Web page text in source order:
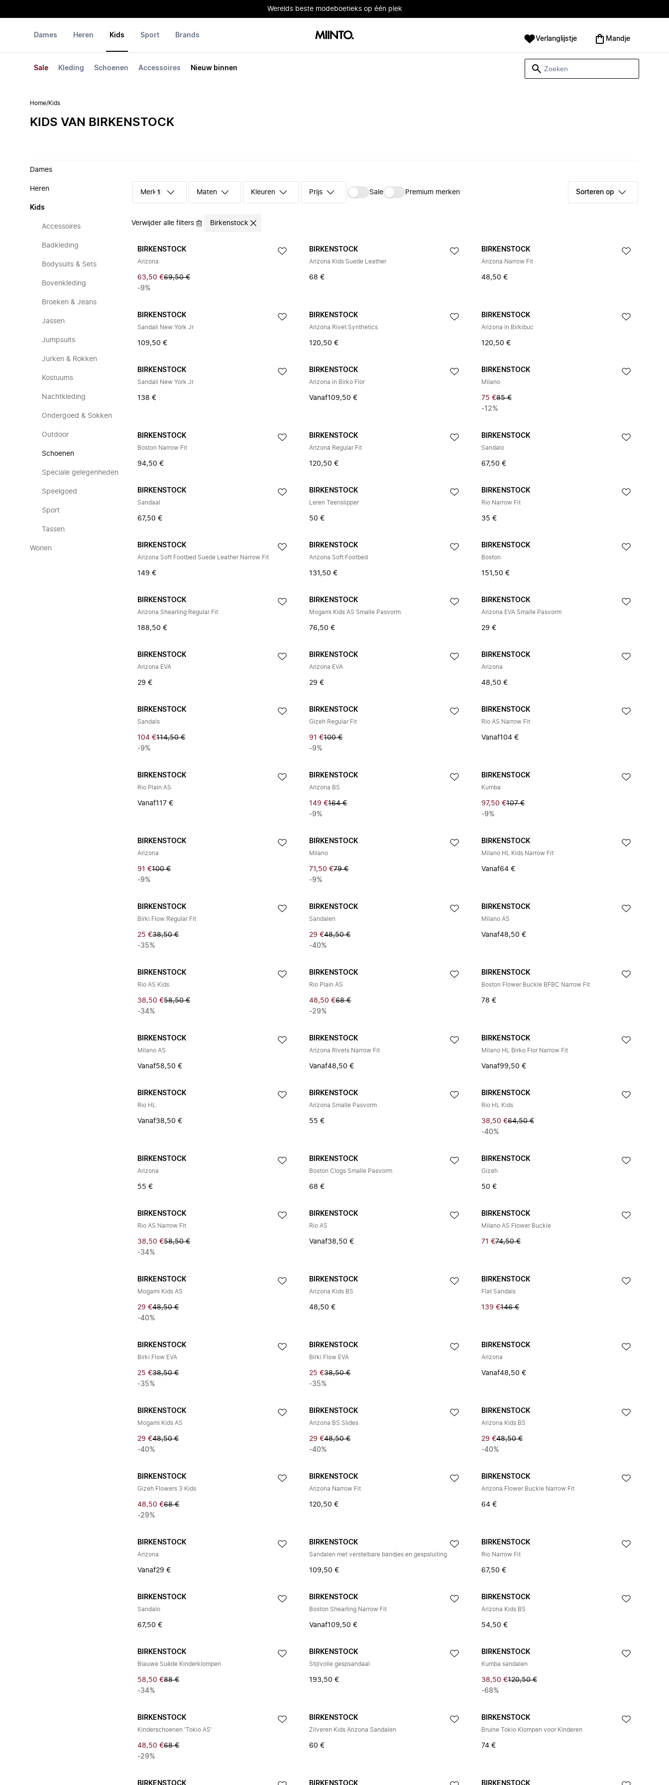
Werelds beste modeboetieks op één plek
Dames Heren Kids
Sale Kleding Schoenen Accessoires Nieuw binnen
Sport Brands Verlanglijstje Mandje
Home/Kids
KIDS VAN BIRKENSTOCK
Dames
Heren
Kids
Accessoires
Badkleding
Bodysuits & Sets
Bovenkleding
Broeken & Jeans
Jassen
Jumpsuits
Jurken & Rokken
Kostuums
Nachtkleding
Ondergoed & Sokken
Outdoor
Schoenen
Speciale gelegenheden
Speelgoed
Sport
Tassen
Wonen
Merk 1 Maten Kleuren Prijs Sale Premium merken Sorteren op
Verwijder alle filters Birkenstock
BIRKENSTOCK
Arizona
63,50 €69,50 €
-9%
BIRKENSTOCK
Arizona Kids Suede Leather
68 €
BIRKENSTOCK
Arizona Narrow Fit
48,50 €
BIRKENSTOCK
Sandali New York Jr
109,50 €
BIRKENSTOCK
Arizona Rivet Synthetics
120,50 €
BIRKENSTOCK
Arizona in Birkibuc
120,50 €
BIRKENSTOCK
Sandali New York Jr
138 €
BIRKENSTOCK
Arizona in Birko Flor
Vanaf109,50 €
BIRKENSTOCK
Milano
75 €85 €
-12%
BIRKENSTOCK
Boston Narrow Fit
94,50 €
BIRKENSTOCK
Arizona Regular Fit
120,50 €
BIRKENSTOCK
Sandalo
67,50 €
BIRKENSTOCK
Sandaal
67,50 €
BIRKENSTOCK
Leren Teenslipper
50 €
BIRKENSTOCK
Rio Narrow Fit
35 €
BIRKENSTOCK
Arizona Soft Footbed Suede Leather Narrow Fit
149 €
BIRKENSTOCK
Arizona Soft Footbed
131,50 €
BIRKENSTOCK
Boston
151,50 €
BIRKENSTOCK
Arizona Shearling Regular Fit
188,50 €
BIRKENSTOCK
Mogami Kids AS Smalle Pasvorm
76,50 €
BIRKENSTOCK
Arizona EVA Smalle Pasvorm
29 €
BIRKENSTOCK
Arizona EVA
29 €
BIRKENSTOCK
Arizona EVA
29 €
BIRKENSTOCK
Arizona
48,50 €
BIRKENSTOCK
Sandals
104 €114,50 €
-9%
BIRKENSTOCK
Gizeh Regular Fit
91 €100 €
-9%
BIRKENSTOCK
Rio AS Narrow Fit
Vanaf104 €
BIRKENSTOCK
Rio Plain AS
Vanaf117 €
BIRKENSTOCK
Arizona BS
149 €164 €
-9%
BIRKENSTOCK
Kumba
97,50 €107 €
-9%
BIRKENSTOCK
Arizona
91 €100 €
-9%
BIRKENSTOCK
Milano
71,50 €79 €
-9%
BIRKENSTOCK
Milano HL Kids Narrow Fit
Vanaf64 €
BIRKENSTOCK
Birki Flow Regular Fit
25 €38,50 €
-35%
BIRKENSTOCK
Sandalen
29 €48,50 €
-40%
BIRKENSTOCK
Milano AS
Vanaf48,50 €
BIRKENSTOCK
Rio AS Kids
38,50 €58,50 €
-34%
BIRKENSTOCK
Rio Plain AS
48,50 €68 €
-29%
BIRKENSTOCK
Boston Flower Buckle BFBC Narrow Fit
78 €
BIRKENSTOCK
Milano AS
Vanaf58,50 €
BIRKENSTOCK
Arizona Rivets Narrow Fit
Vanaf48,50 €
BIRKENSTOCK
Milano HL Birko Flor Narrow Fit
Vanaf99,50 €
BIRKENSTOCK
Rio HL
Vanaf38,50 €
BIRKENSTOCK
Arizona Smalle Pasvorm
55 €
BIRKENSTOCK
Rio HL Kids
38,50 €64,50 €
-40%
BIRKENSTOCK
Arizona
55 €
BIRKENSTOCK
Boston Clogs Smalle Pasvorm
68 €
BIRKENSTOCK
Gizeh
50 €
BIRKENSTOCK
Rio AS Narrow Fit
38,50 €58,50 €
-34%
BIRKENSTOCK
Rio AS
Vanaf38,50 €
BIRKENSTOCK
Milano AS Flower Buckle
71 €74,50 €
BIRKENSTOCK
Mogami Kids AS
29 €48,50 €
-40%
BIRKENSTOCK
Arizona Kids BS
48,50 €
BIRKENSTOCK
Flat Sandals
139 €146 €
BIRKENSTOCK
Birki Flow EVA
25 €38,50 €
-35%
BIRKENSTOCK
Birki Flow EVA
25 €38,50 €
-35%
BIRKENSTOCK
Arizona
Vanaf48,50 €
BIRKENSTOCK
Mogami Kids AS
29 €48,50 €
-40%
BIRKENSTOCK
Arizona BS Slides
29 €48,50 €
-40%
BIRKENSTOCK
Arizona Kids BS
29 €48,50 €
-40%
BIRKENSTOCK
Gizeh Flowers 3 Kids
48,50 €68 €
-29%
BIRKENSTOCK
Arizona Narrow Fit
120,50 €
BIRKENSTOCK
Arizona Flower Buckle Narrow Fit
64 €
BIRKENSTOCK
Arizona
Vanaf29 €
BIRKENSTOCK
Sandalen met verstelbare bandjes en gespsluiting
109,50 €
BIRKENSTOCK
Rio Narrow Fit
67,50 €
BIRKENSTOCK
Sandalo
67,50 €
BIRKENSTOCK
Boston Shearling Narrow Fit
Vanaf109,50 €
BIRKENSTOCK
Arizona Kids BS
54,50 €
BIRKENSTOCK
Blauwe Suède Kinderklompen
58,50 €88 €
-34%
BIRKENSTOCK
Stijlvolle gespsandaal
193,50 €
BIRKENSTOCK
Kumba sandalen
38,50 €120,50 €
-68%
BIRKENSTOCK
Kinderschoenen 'Tokio AS'
48,50 €68 €
-29%
BIRKENSTOCK
Zilveren Kids Arizona Sandalen
60 €
BIRKENSTOCK
Bruine Tokio Klompen voor Kinderen
74 €
BIRKENSTOCK BIRKENSTOCK BIRKENSTOCK